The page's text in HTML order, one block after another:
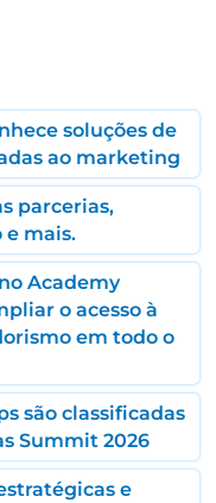
soluções de
ao marketing
parcerias,
e mais.
Academy
o acesso à
em todo o
são classificadas
Summit 2026
e